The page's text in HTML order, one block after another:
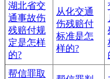
湖北省交
通事故伤
残赔付规
定是怎样
的?
从化交通
伤残赔付
标准是怎
样的?
帮信罪取